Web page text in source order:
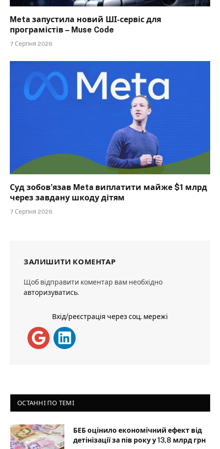
Meta запустила новий ШІ-сервіс для
програмістів – Muse Code
7 Серпня 2026
Суд зобов’язав Meta виплатити майже $1 млрд
через завдану шкоду дітям
7 Серпня 2026
ЗАЛИШИТИ КОМЕНТАР
Щоб відправити коментар вам необхідно
авторизуватись.
Вхід/реєстрація через соц. мережі
ОСТАННІ ПО ТЕМІ
БЕБ оцінило економічний ефект від
детінізації за пів року у 13,8 млрд грн